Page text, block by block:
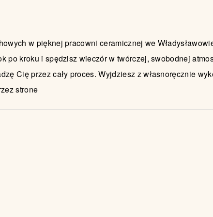
w pięknej pracowni ceramicznej we
po kroku i spędzisz wieczór w twórczej, swobodnej
Cię przez cały proces. Wyjdziesz z własnoręcznie
strone